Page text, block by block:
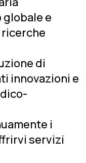
globale e
di
innovazioni e
i
servizi